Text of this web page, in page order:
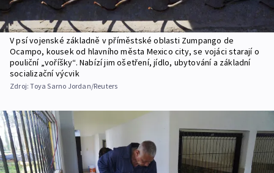
V psí vojenské základně v příměstské oblasti Zumpango de
Ocampo, kousek od hlavního města Mexico city, se vojáci starají o
pouliční „voříšky“. Nabízí jim ošetření, jídlo, ubytování a základní
socializační výcvik
Zdroj:Toya Sarno Jordan/Reuters